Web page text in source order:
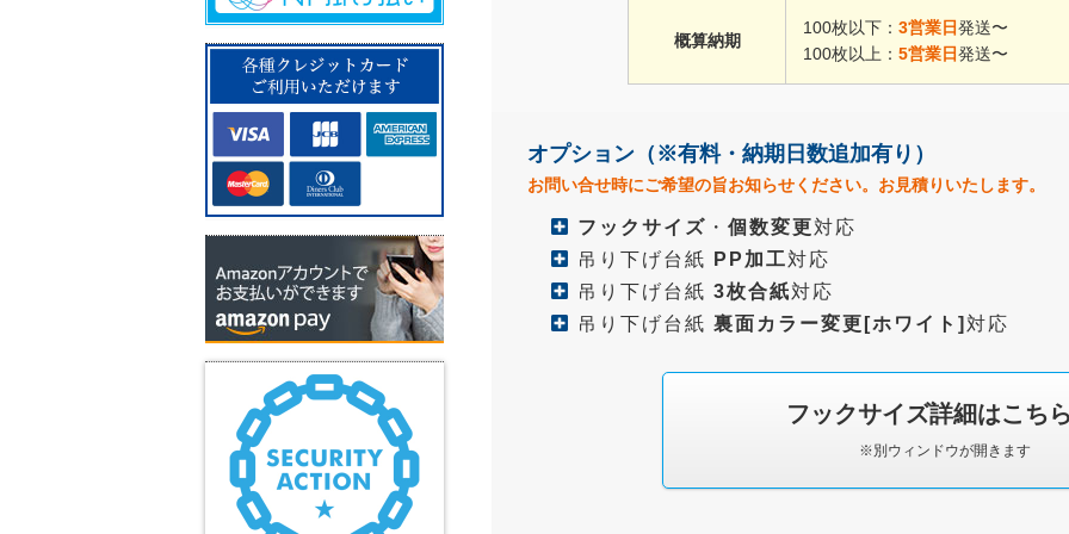
460枚 132,500円
480枚 137,500円
490枚
500枚
510枚 145,000円
150,000円
概算納期
100枚以下： 3営業日発送〜
100枚以上： 5営業日発送〜
オプション （※有料・納期日数追加有り）
お問い合せ時にご希望の旨お知らせください。 お見積りいたします。
フックサイズ ・ 個数変更対応
吊り下げ台紙
PP加工対応
吊り下げ台紙 3枚合紙対応
吊り下げ台紙 裏面カラー変更[ホワイト] 対応
フックサイズ詳細はこちら
※別ウィンドウが開きます